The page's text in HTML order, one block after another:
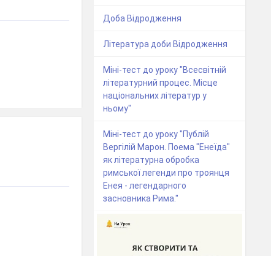
Доба Відродження
Література доби Відродження
Міні-тест до уроку "Всесвітній
літературний процес. Місце
національних літератур у
ньому"
Міні-тест до уроку "Публій
Вергілій Марон. Поема "Енеїда"
як літературна обробка
римської легенди про троянця
Енея - легендарного
засновника Рима."